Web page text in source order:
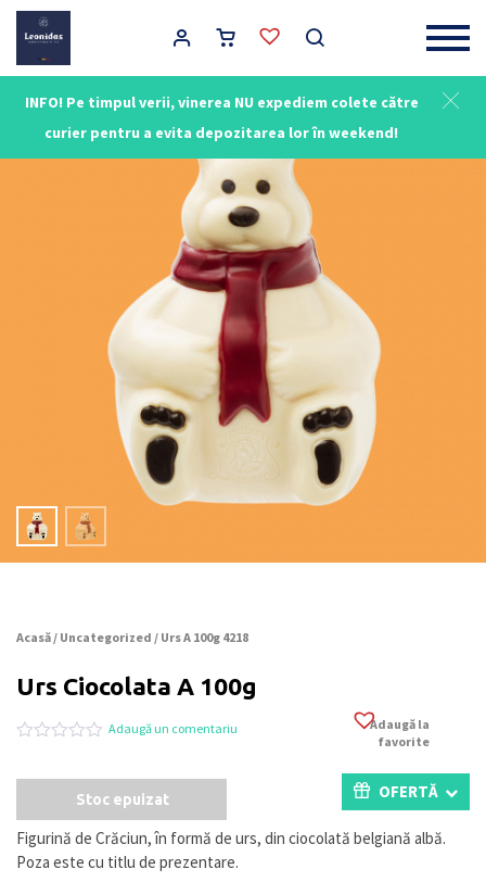
INFO! Pe timpul verii, vinerea NU expediem colete către
curier pentru a evita depozitarea lor în weekend!
Main Navigation
Acasă/ Uncategorized / Urs A 100g 4218
Urs Ciocolata A 100g
5
pe
baza
a
Adaugă un comentariu
Adaugă la
favorite
Stoc epuizat OFERTĂ
Figurină de Crăciun, în formă de urs, din ciocolată belgiană albă.
Poza este cu titlu de prezentare.